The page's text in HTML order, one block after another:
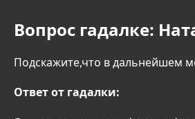
Вопрос гадалке:
Подскажите,что в дальнейшем
Ответ от гадалки: